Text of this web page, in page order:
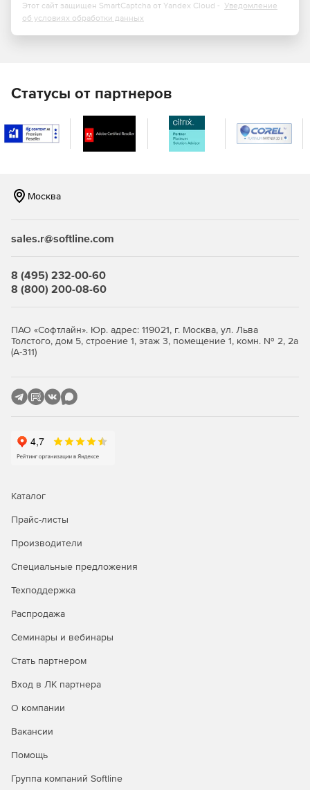
Этот сайт защищен SmartCaptcha от Yandex Cloud - Уведомление
об условиях обработки данных
Статусы от партнеров
Москва
sales.r@softline.com
8 (495) 232-00-60
8 (800) 200-08-60
ПАО «Софтлайн». Юр. адрес: 119021, г. Москва, ул. Льва
Толстого, дом 5, строение 1, этаж 3, помещение 1, комн. № 2, 2а
(А-311)
Каталог
Прайс-листы
Производители
Специальные предложения
Техподдержка
Распродажа
Семинары и вебинары
Стать партнером
Вход в ЛК партнера
О компании
Вакансии
Помощь
Группа компаний Softline